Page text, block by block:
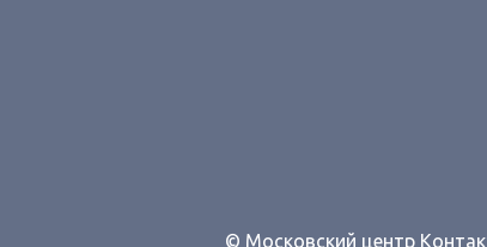
© Московский центр